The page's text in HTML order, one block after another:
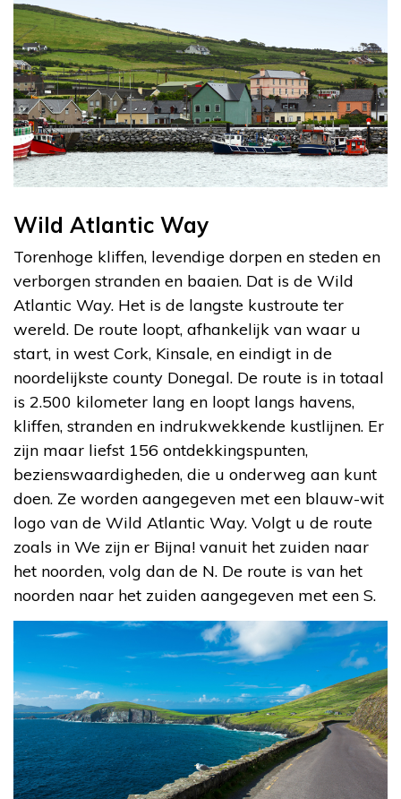
Wild Atlantic Way
Torenhoge kliffen, levendige dorpen en steden en
verborgen stranden en baaien. Dat is de Wild
Atlantic Way. Het is de langste kustroute ter
wereld. De route loopt, afhankelijk van waar u
start, in west Cork, Kinsale, en eindigt in de
noordelijkste county Donegal. De route is in totaal
is 2.500 kilometer lang en loopt langs havens,
kliffen, stranden en indrukwekkende kustlijnen. Er
zijn maar liefst 156 ontdekkingspunten,
bezienswaardigheden, die u onderweg aan kunt
doen. Ze worden aangegeven met een blauw-wit
logo van de Wild Atlantic Way. Volgt u de route
zoals in We zijn er Bijna! vanuit het zuiden naar
het noorden, volg dan de N. De route is van het
noorden naar het zuiden aangegeven met een S.